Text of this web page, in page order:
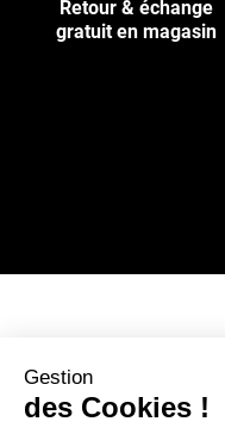
Gestion
des Cookies !
Retour & échange
gratuit en magasin
INFOS PRATIQUES